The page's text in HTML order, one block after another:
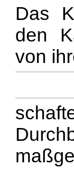
Das
den
von